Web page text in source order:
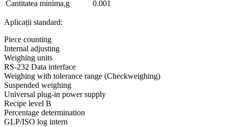
Cantitatea minima,g
0.001
Aplicații standard:
Piece counting
Internal adjusting
Weighing units
RS-232 Data interface
Weighing with tolerance range (Checkweighing)
Suspended weighing
Universal plug-in power supply
Recipe level B
Percentage determination
GLP/ISO log intern